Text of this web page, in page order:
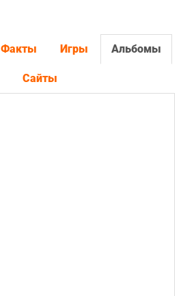
Факты Игры Альбомы
Сайты